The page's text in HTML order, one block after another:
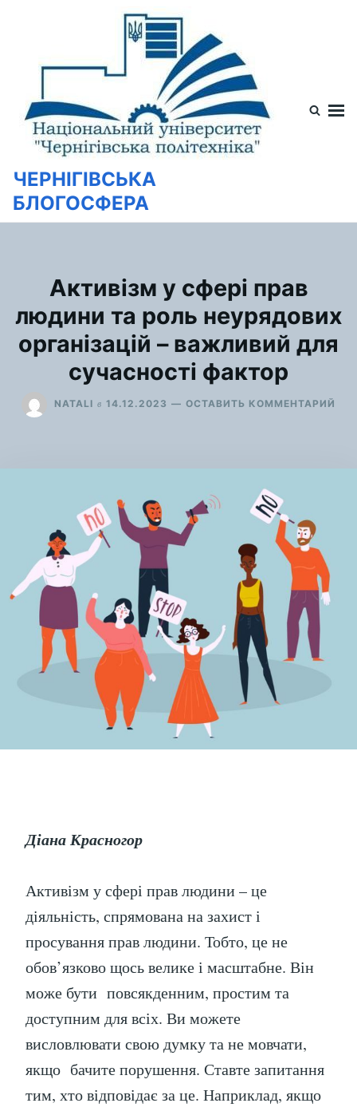
содержимому
ЧЕРНІГІВСЬКА
БЛОГОСФЕРА
Активізм у сфері прав
людини та роль неурядових
організацій – важливий для
сучасності фактор
NATALI в 14.12.2023 ОСТАВИТЬ КОММЕНТАРИЙ
Діана Красногор
Активізм у сфері прав людини – це
діяльність, спрямована на захист і
просування прав людини. Тобто, це не
обов’язково щось велике і масштабне. Він
може бути повсякденним, простим та
доступним для всіх. Ви можете
висловлювати свою думку та не мовчати,
якщо бачите порушення. Ставте запитання
тим, хто відповідає за це. Наприклад, якщо